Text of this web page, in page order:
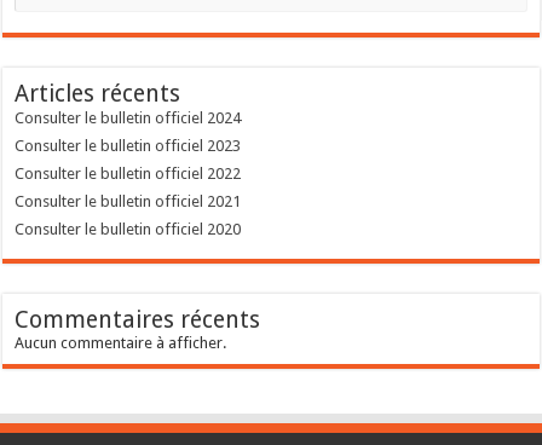
Articles récents
Consulter le bulletin officiel 2024
Consulter le bulletin officiel 2023
Consulter le bulletin officiel 2022
Consulter le bulletin officiel 2021
Consulter le bulletin officiel 2020
Commentaires récents
Aucun commentaire à afficher.